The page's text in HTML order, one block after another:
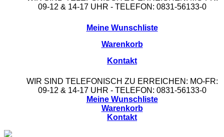
09-12 & 14-17 UHR - TELEFON: 0831-56133-0
Meine Wunschliste
Warenkorb
Kontakt
WIR SIND TELEFONISCH ZU ERREICHEN: MO-FR:
09-12 & 14-17 UHR - TELEFON: 0831-56133-0
Meine Wunschliste
Warenkorb
Kontakt